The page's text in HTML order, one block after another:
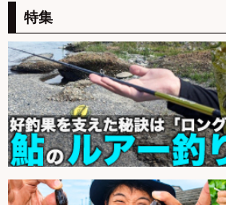
特集